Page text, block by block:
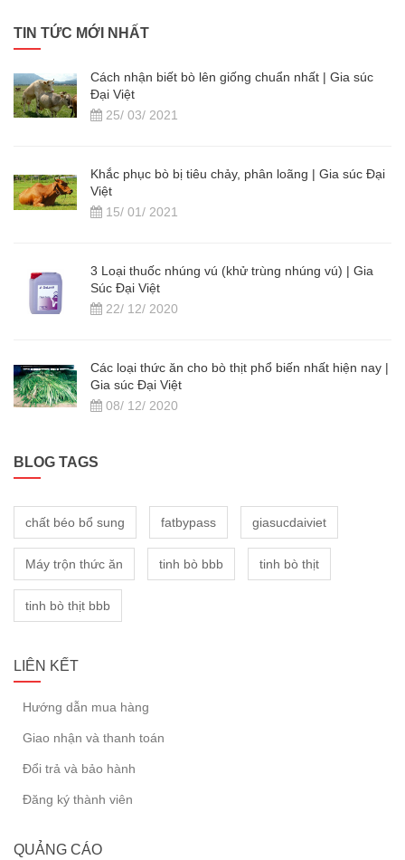
TIN TỨC MỚI NHẤT
Cách nhận biết bò lên giống chuẩn nhất | Gia súc
Đại Việt
25/ 03/ 2021
Khắc phục bò bị tiêu chảy, phân loãng | Gia súc Đại
Việt
15/ 01/ 2021
3 Loại thuốc nhúng vú (khử trùng nhúng vú) | Gia
Súc Đại Việt
22/ 12/ 2020
Các loại thức ăn cho bò thịt phổ biến nhất hiện nay |
Gia súc Đại Việt
08/ 12/ 2020
BLOG TAGS
chất béo bổ sung fatbypass giasucdaiviet
Máy trộn thức ăn tinh bò bbb tinh bò thịt
tinh bò thịt bbb
LIÊN KẾT
Hướng dẫn mua hàng
Giao nhận và thanh toán
Đổi trả và bảo hành
Đăng ký thành viên
QUẢNG CÁO